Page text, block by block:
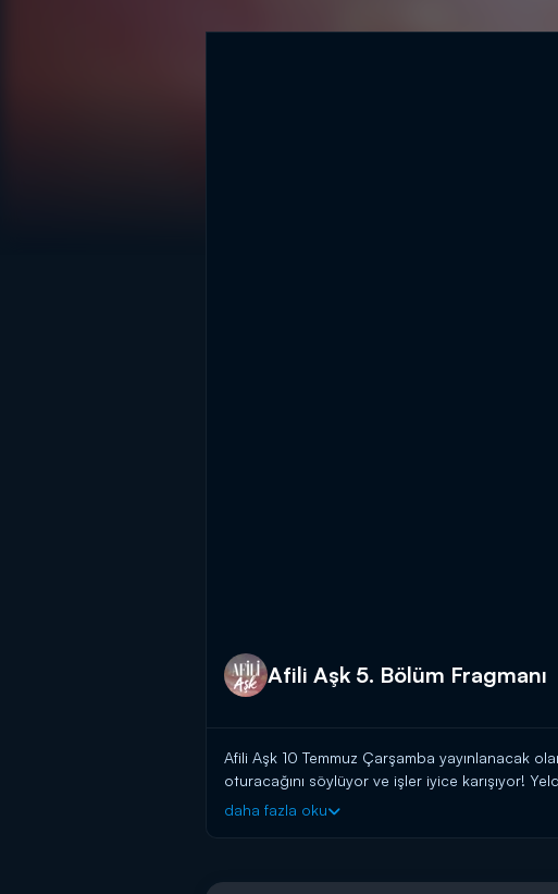
Afili Aşk 5. Bölüm Fragmanı
Afili Aşk 10 Temmuz Çarşamba yayınlanacak
oturacağını söylüyor ve işler iyice karışıyor!
uyduruyor.
cevap karşısında şaşırıyor! Ayşe, Kerem'i
daha fazla oku